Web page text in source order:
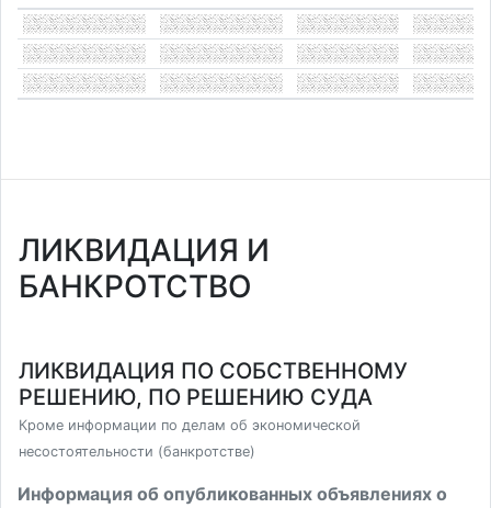
ЛИКВИДАЦИЯ И
БАНКРОТСТВО
ЛИКВИДАЦИЯ ПО СОБСТВЕННОМУ
РЕШЕНИЮ, ПО РЕШЕНИЮ СУДА
Кроме информации по делам об экономической
несостоятельности (банкротстве)
Информация об опубликованных объявлениях о